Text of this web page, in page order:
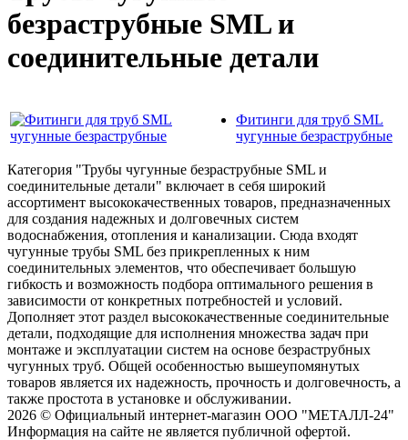
безраструбные SML и
соединительные детали
Фитинги для труб SML
чугунные безраструбные
Категория "Трубы чугунные безраструбные SML и
соединительные детали" включает в себя широкий
ассортимент высококачественных товаров, предназначенных
для создания надежных и долговечных систем
водоснабжения, отопления и канализации. Сюда входят
чугунные трубы SML без прикрепленных к ним
соединительных элементов, что обеспечивает большую
гибкость и возможность подбора оптимального решения в
зависимости от конкретных потребностей и условий.
Дополняет этот раздел высококачественные соединительные
детали, подходящие для исполнения множества задач при
монтаже и эксплуатации систем на основе безраструбных
чугунных труб. Общей особенностью вышеупомянутых
товаров является их надежность, прочность и долговечность, а
также простота в установке и обслуживании.
2026 © Официальный интернет-магазин ООО "МЕТАЛЛ-24"
Информация на сайте не является публичной офертой.